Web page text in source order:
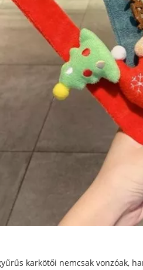
karkötői nemcsak vonzóak,